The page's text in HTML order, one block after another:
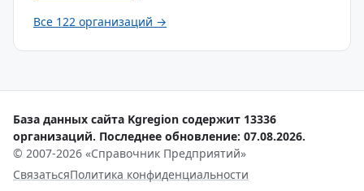
Все 122 организаций →
База данных сайта Kgregion содержит 13336
организаций. Последнее обновление: 07.08.2026.
© 2007-2026 «Справочник Предприятий»
СвязатьсяПолитика конфиденциальности